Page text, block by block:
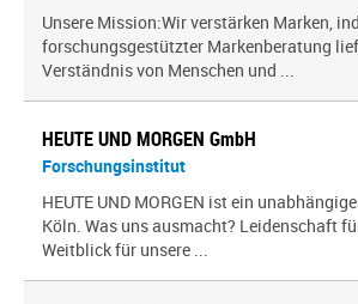
Unsere Mission:Wir verstärken Marken,
forschungsgestützter Markenberatung
Verständnis von Menschen und ...
HEUTE UND MORGEN GmbH
Forschungsinstitut
HEUTE UND MORGEN ist ein
Köln. Was uns ausmacht? Leidenschaft
Weitblick für unsere ...